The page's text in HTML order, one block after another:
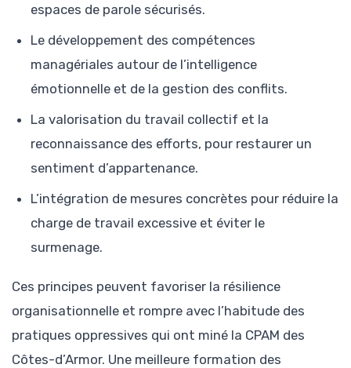
espaces de parole sécurisés.
Le développement des compétences
managériales autour de l’intelligence
émotionnelle et de la gestion des conflits.
La valorisation du travail collectif et la
reconnaissance des efforts, pour restaurer un
sentiment d’appartenance.
L’intégration de mesures concrètes pour réduire la
charge de travail excessive et éviter le
surmenage.
Ces principes peuvent favoriser la résilience
organisationnelle et rompre avec l’habitude des
pratiques oppressives qui ont miné la CPAM des
Côtes-d’Armor. Une meilleure formation des